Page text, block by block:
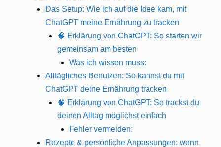
Das Setup: Wie ich auf die Idee kam, mit
ChatGPT meine Ernährung zu tracken
🧠 Erklärung von ChatGPT: So starten wir
gemeinsam am besten
Was ich wissen muss:
Alltägliches Benutzen: So kannst du mit
ChatGPT deine Ernährung tracken
🧠 Erklärung von ChatGPT: So trackst du
deinen Alltag möglichst einfach
Fehler vermeiden:
Rezepte & persönliche Anpassungen: wenn